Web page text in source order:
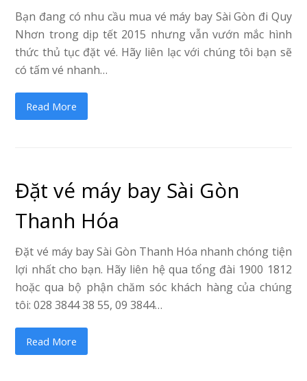
Bạn đang có nhu cầu mua vé máy bay Sài Gòn đi Quy
Nhơn trong dịp tết 2015 nhưng vẫn vướn mắc hình
thức thủ tục đặt vé. Hãy liên lạc với chúng tôi bạn sẽ
có tấm vé nhanh…
Read More
Đặt vé máy bay Sài Gòn
Thanh Hóa
Đặt vé máy bay Sài Gòn Thanh Hóa nhanh chóng tiện
lợi nhất cho bạn. Hãy liên hệ qua tổng đài 1900 1812
hoặc qua bộ phận chăm sóc khách hàng của chúng
tôi: 028 3844 38 55, 09 3844…
Read More